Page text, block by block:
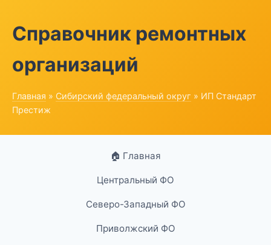
Справочник ремонтных
организаций
Главная » Сибирский федеральный округ » ИП Стандарт
Престиж
🏠 Главная
Центральный ФО
Северо-Западный ФО
Приволжский ФО